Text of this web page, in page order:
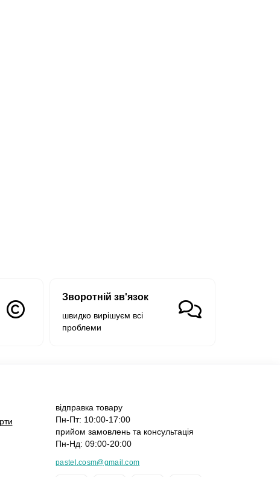
Зворотній зв'язок
швидко вирішуєм всі
проблеми
відправка товару
Пн-Пт: 10:00-17:00
прийом замовлень та консультація
Пн-Нд: 09:00-20:00
pastel.cosm@gmail.com